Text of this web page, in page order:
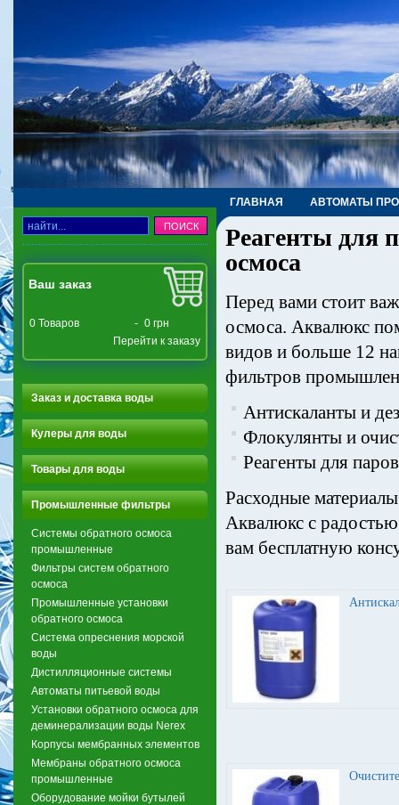
ГЛАВНАЯ АВТОМАТЫ
ТРУБЫ, ФИТИНГИ, КРАНЫ
Ваш заказ
0 Товаров - 0 грн
Перейти к заказу
Заказ и доставка воды
Кулеры для воды
Товары для воды
Промышленные фильтры
Системы обратного осмоса
промышленные
Фильтры систем обратного
осмоса
Промышленные установки
обратного осмоса
Система опреснения морской
воды
Дистилляционные системы
Автоматы питьевой воды
Установки обратного осмоса для
деминерализации воды Nerex
Корпусы мембранных элементов
Мембраны обратного осмоса
промышленные
Оборудование мойки бутылей
Реагенты для
осмоса
Перед вами стоит
осмоса. Аквалюкс
видов и больше 12
фильтров
Антискаланты и
Флокулянты и
Реагенты для
Расходные
Аквалюкс с
вам бесплатную